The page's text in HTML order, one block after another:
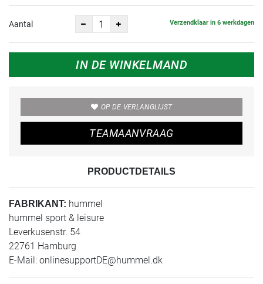
Aantal Verzendklaar in 6 werkdagen
IN DE WINKELMAND
OP DE VERLANGLIJST
TEAMAANVRAAG
PRODUCTDETAILS
FABRIKANT: hummel
hummel sport & leisure
Leverkusenstr. 54
22761 Hamburg
E-Mail: onlinesupportDE@hummel.dk